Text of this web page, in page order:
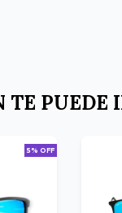
TE PUEDE
5% OFF